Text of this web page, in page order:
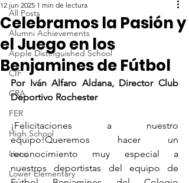
All Posts
Alumni Achievements
Apple Distinguished School
CIF
CRA
FER
High School
Lions
Lower Elementary
Celebramos la Pasión y
el Juego en los
Benjamines de Fútbol
12 jun 2025 1 min de lectura
Por Iván Alfaro Aldana, Director Club
Deportivo Rochester
¡Felicitaciones a nuestro
equipo!Queremos hacer un
reconocimiento muy especial a
nuestros deportistas del equipo de